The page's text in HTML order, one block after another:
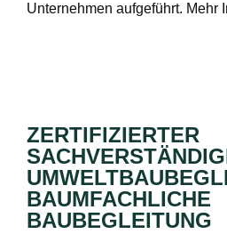
Unternehmen aufgeführt. Mehr
ZERTIFIZIERTER
BAUMFACHLICHE
BAUBEGLEITUNG